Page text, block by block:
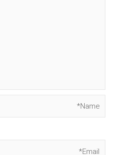
Name*
Email*